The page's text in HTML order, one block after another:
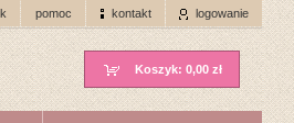
logowanie
kontakt
pomoc
Koszyk: 0,00 zł